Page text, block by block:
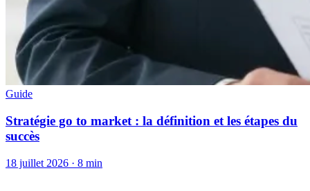
Guide
Stratégie go to market : la définition et les étapes du
succès
18 juillet 2026 · 8 min